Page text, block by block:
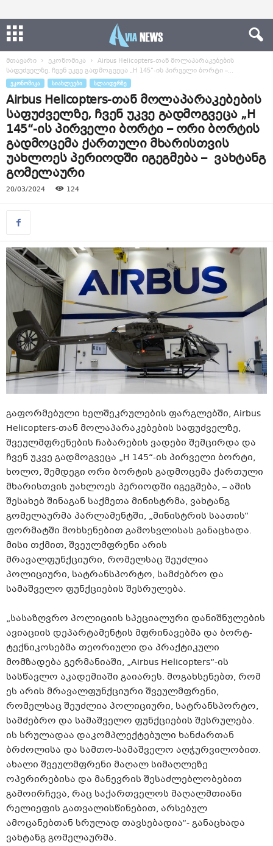
მთავარი ეკონომიკა
Airbus Helicopters-თან მოლაპარაკებების
საფუძველზე, ჩვენ უკვე გადმოგვეცა „H 145“-ის პირველი ბორტი –...
ᲔᲙᲝᲜᲝᲛᲘᲙᲐ ᲡᲘᲐᲮᲚᲔᲔᲑᲘ ᲡᲚᲐᲘᲓᲔᲠᲖᲔ
Airbus Helicopters-თან მოლაპარაკებების
საფუძველზე, ჩვენ უკვე გადმოგვეცა „H
145“-ის პირველი ბორტი – ორი ბორტის
გადმოცემა ქართული მხარისთვის
უახლოეს პერიოდში იგეგმება – ვახტანგ
გომელაური
20/03/2024 124
გაფორმებული ხელშეკრულების ფარგლებში, Airbus
Helicopters-თან მოლაპარაკებების საფუძველზე,
შვეულმფრენების ჩაბარების ვადები შემცირდა და
ჩვენ უკვე გადმოგვეცა „H 145“-ის პირველი ბორტი,
ხოლო, შემდეგი ორი ბორტის გადმოცემა ქართული
მხარისთვის უახლოეს პერიოდში იგეგმება, – ამის
შესახებ შინაგან საქმეთა მინისტრმა, ვახტანგ
გომელაურმა პარლამენტში, „მინისტრის საათის“
ფორმატში მოხსენებით გამოსვლისას განაცხადა.
მისი თქმით, შვეულმფრენი არის
მრავალფუნქციური, რომელსაც შეუძლია
პოლიციური, სატრანსპორტო, სამძებრო და
სამაშველო ფუნქციების შესრულება.
„სასაზღვრო პოლიციის სპეციალური დანიშნულების
ავიაციის დეპარტამენტის მფრინავებმა და ბორტ-
ტექნიკოსებმა თეორიული და პრაქტიკული
მომზადება გერმანიაში, „Airbus Helicopters“-ის
სასწავლო აკადემიაში გაიარეს. მოგახსენებთ, რომ
ეს არის მრავალფუნქციური შვეულმფრენი,
რომელსაც შეუძლია პოლიციური, სატრანსპორტო,
სამძებრო და სამაშველო ფუნქციების შესრულება.
ის სრულადაა დაკომპლექტებული ხანძართან
ბრძოლისა და სამთო-სამაშველო აღჭურვილობით.
ახალი შვეულმფრენი მაღალ სიმაღლეზე
ოპერირებისა და მანევრის შესაძლებლობებით
გამოირჩევა, რაც საქართველოს მაღალმთიანი
რელიეფის გათვალისწინებით, არსებულ
ამოცანებთან სრულად თავსებადია“- განაცხადა
ვახტანგ გომელაურმა.